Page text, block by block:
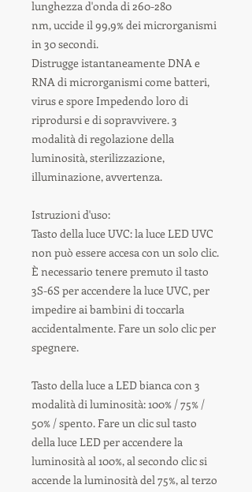
lunghezza d'onda di 260-280
nm, uccide il 99,9% dei microrganismi
in 30 secondi.
Distrugge istantaneamente DNA e
RNA di microrganismi come batteri,
virus e spore Impedendo loro di
riprodursi e di sopravvivere. 3
modalità di regolazione della
luminosità, sterilizzazione,
illuminazione, avvertenza.
Istruzioni d'uso:
Tasto della luce UVC: la luce LED UVC
non può essere accesa con un solo clic.
È necessario tenere premuto il tasto
3S-6S per accendere la luce UVC, per
impedire ai bambini di toccarla
accidentalmente. Fare un solo clic per
spegnere.
Tasto della luce a LED bianca con 3
modalità di luminosità: 100% / 75% /
50% / spento. Fare un clic sul tasto
della luce LED per accendere la
luminosità al 100%, al secondo clic si
accende la luminosità del 75%, al terzo